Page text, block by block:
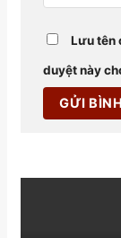
Lưu tên
duyệt này